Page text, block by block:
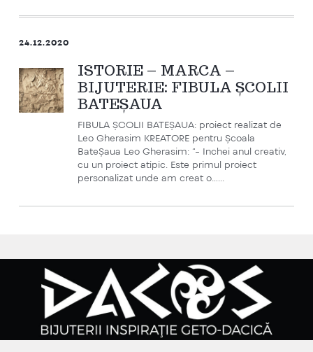
24.12.2020
ISTORIE – MARCA –
BIJUTERIE: FIBULA ȘCOLII
BATEȘAUA
FIBULA ȘCOLII BATEȘAUA: proiect realizat de
Leo Gherasim KREATORE pentru Școala
BateȘaua Leo Gherasim: “- Inchei anul creativ,
cu un proiect atipic. Este primul proiect
personalizat unde am creat o…...